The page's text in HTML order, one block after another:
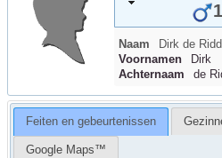
Naam Dirk de
Voornamen
Dirk
Achternaam
de
Feiten en gebeurtenissen
Google Maps™